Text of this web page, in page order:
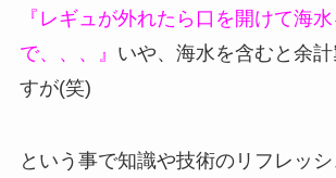
『レギュが外れたら口を開けて海
で、、、』 いや、海水を含むと余
すが(笑)
という事で知識や技術のリフレッ